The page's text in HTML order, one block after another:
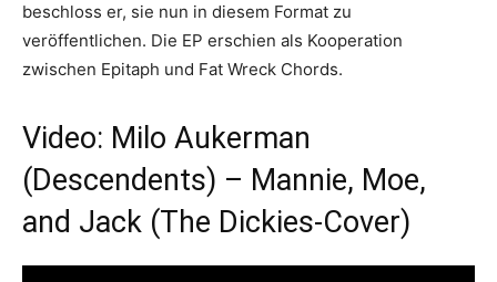
beschloss er, sie nun in diesem Format zu
veröffentlichen. Die EP erschien als Kooperation
zwischen Epitaph und Fat Wreck Chords.
Video: Milo Aukerman
(Descendents) – Mannie, Moe,
and Jack (The Dickies-Cover)